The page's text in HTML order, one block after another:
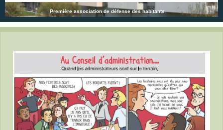
Première association de défense des habitants